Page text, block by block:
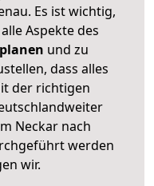
Es ist wichtig,
Aspekte des
planen und zu
dass alles
der richtigen
Neckar nach
werden
wir.